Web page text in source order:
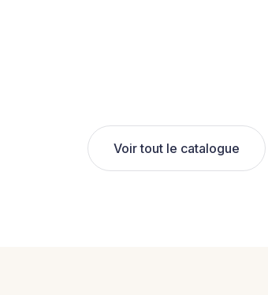
Voir tout le catalogue